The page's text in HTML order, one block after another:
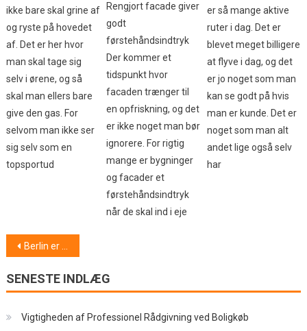
ikke bare skal grine af
og ryste på hovedet
af. Det er her hvor
man skal tage sig
selv i ørene, og så
skal man ellers bare
give den gas. For
selvom man ikke ser
sig selv som en
topsportud
Rengjort facade giver
godt
førstehåndsindtryk
Der kommer et
tidspunkt hvor
facaden trænger til
en opfriskning, og det
er ikke noget man bør
ignorere. For rigtig
mange er bygninger
og facader et
førstehåndsindtryk
når de skal ind i eje
er så mange aktive
ruter i dag. Det er
blevet meget billigere
at flyve i dag, og det
er jo noget som man
kan se godt på hvis
man er kunde. Det er
noget som man alt
andet lige også selv
har
Indlægsnavigation
Berlin er dejlig
SENESTE INDLÆG
Vigtigheden af Professionel Rådgivning ved Boligkøb